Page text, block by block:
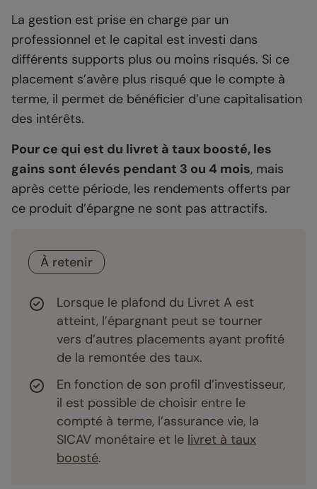
La gestion est prise en charge par un
professionnel et le capital est investi dans
différents supports plus ou moins risqués. Si ce
placement s’avère plus risqué que le compte à
terme, il permet de bénéficier d’une capitalisation
des intérêts.
Pour ce qui est du livret à taux boosté, les
gains sont élevés pendant 3 ou 4 mois, mais
après cette période, les rendements offerts par
ce produit d’épargne ne sont pas attractifs.
À retenir
Lorsque le plafond du Livret A est
atteint, l’épargnant peut se tourner
vers d’autres placements ayant profité
de la remontée des taux.
En fonction de son profil d’investisseur,
il est possible de choisir entre le
compté à terme, l’assurance vie, la
SICAV monétaire et le livret à taux
boosté.